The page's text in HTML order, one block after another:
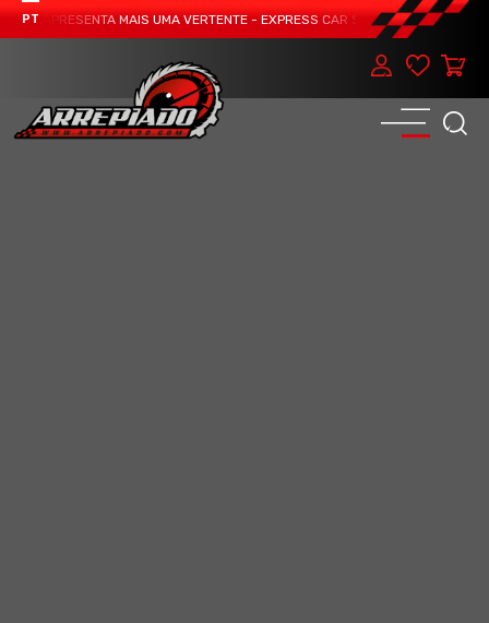
PT
APRESENTA MAIS UMA VERTENTE - EXPRESS CAR SERVICE, MANUTENÇÃO